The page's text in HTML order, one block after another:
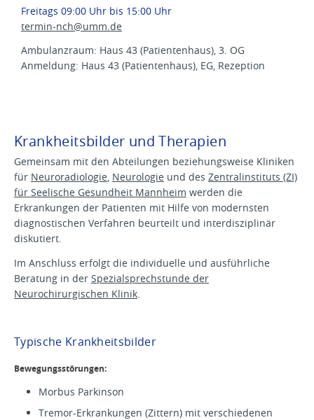
Freitags 09:00 Uhr bis 15:00 Uhr
termin-nch@umm.de
Ambulanzraum: Haus 43 (Patientenhaus), 3. OG
Anmeldung: Haus 43 (Patientenhaus), EG, Rezeption
Krankheitsbilder und Therapien
Gemeinsam mit den Abteilungen beziehungsweise Kliniken
für Neuroradiologie, Neurologie und des Zentralinstituts (ZI)
für Seelische Gesundheit Mannheim werden die
Erkrankungen der Patienten mit Hilfe von modernsten
diagnostischen Verfahren beurteilt und interdisziplinär
diskutiert.
Im Anschluss erfolgt die individuelle und ausführliche
Beratung in der Spezialsprechstunde der
Neurochirurgischen Klinik.
Typische Krankheitsbilder
Bewegungsstörungen:
Morbus Parkinson
Tremor-Erkrankungen (Zittern) mit verschiedenen